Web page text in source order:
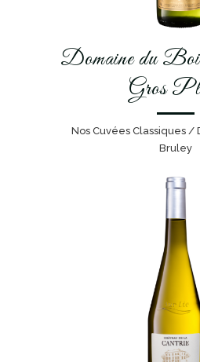
Domaine du
Gros
Nos Cuvées Classiques /
Bruley